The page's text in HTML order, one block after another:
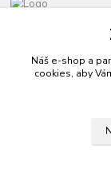
Náš e-shop a
cookies, aby